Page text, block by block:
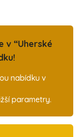
v “Uherské
nabídku v
parametry.